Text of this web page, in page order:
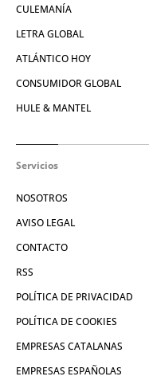
CULEMANÍA
LETRA GLOBAL
ATLÁNTICO HOY
CONSUMIDOR GLOBAL
HULE & MANTEL
Servicios
NOSOTROS
AVISO LEGAL
CONTACTO
RSS
POLÍTICA DE PRIVACIDAD
POLÍTICA DE COOKIES
EMPRESAS CATALANAS
EMPRESAS ESPAÑOLAS